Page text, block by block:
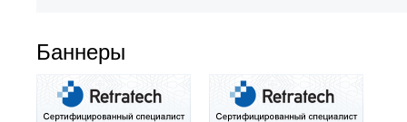
Баннеры